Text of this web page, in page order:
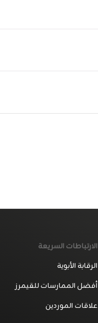
الارتباطات السريعة
الرقابة الأبوية
أفضل الممارسات للقيمرز
علاقات الموردين